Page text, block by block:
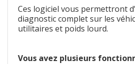
Ces logiciel vous permettront
diagnostic complet sur les
utilitaires et poids lourd.
Vous avez plusieurs